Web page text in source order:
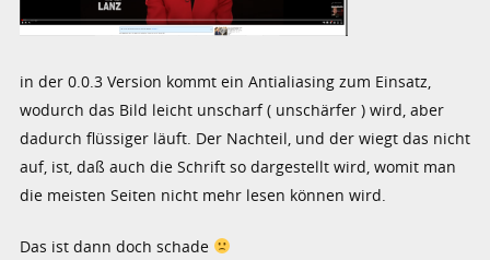
in der 0.0.3 Version kommt ein Antialiasing zum Einsatz,
wodurch das Bild leicht unscharf ( unschärfer ) wird, aber
dadurch flüssiger läuft. Der Nachteil, und der wiegt das nicht
auf, ist, daß auch die Schrift so dargestellt wird, womit man
die meisten Seiten nicht mehr lesen können wird.
Das ist dann doch schade